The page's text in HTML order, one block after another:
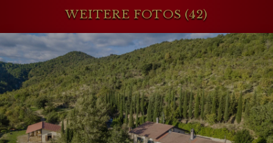
WEITERE FOTOS (42)